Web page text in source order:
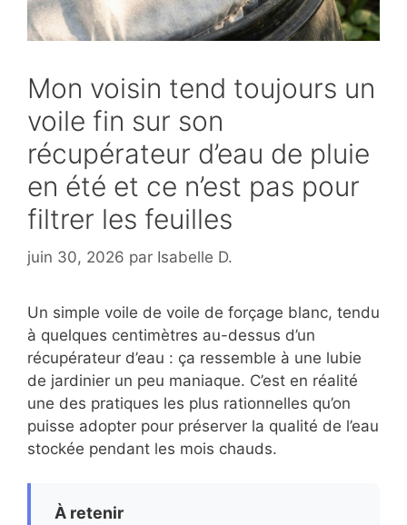
Mon voisin tend toujours un
voile fin sur son
récupérateur d’eau de pluie
en été et ce n’est pas pour
filtrer les feuilles
juin 30, 2026 par Isabelle D.
Un simple voile de voile de forçage blanc, tendu
à quelques centimètres au-dessus d’un
récupérateur d’eau : ça ressemble à une lubie
de jardinier un peu maniaque. C’est en réalité
une des pratiques les plus rationnelles qu’on
puisse adopter pour préserver la qualité de l’eau
stockée pendant les mois chauds.
À retenir